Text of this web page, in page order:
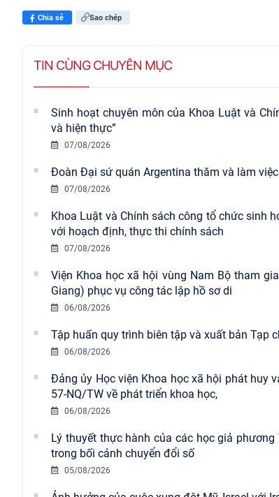
Chia sẻ Sao chép
TIN CÙNG CHUYÊN MỤC
Sinh hoạt chuyên môn của Khoa Luật và
và hiện thực”
07/08/2026
Đoàn Đại sứ quán Argentina thăm và làm
07/08/2026
Khoa Luật và Chính sách công tổ chức sinh
với hoạch định, thực thi chính sách
07/08/2026
Viện Khoa học xã hội vùng Nam Bộ tham
Giang) phục vụ công tác lập hồ sơ di
06/08/2026
Tập huấn quy trình biên tập và xuất bản Tạp
06/08/2026
Đảng ủy Học viện Khoa học xã hội phát huy
57-NQ/TW về phát triển khoa học,
06/08/2026
Lý thuyết thực hành của các học giả
trong bối cảnh chuyển đổi số
05/08/2026